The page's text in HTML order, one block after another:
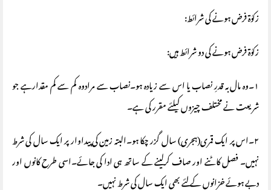
زکوٰة فرض ہونے کی شرائط:
زکوٰة فرض ہونے کی دو شرائط ہیں:
١۔وہ مال بہ قدرِ نصاب یا اس سے زیادہ ہو۔نصاب سے مرادوہ کم سے کم مقدارہے جو
شریعت نے مختلف چیزوں کیلئے مقرر کی ہے۔
٢۔اس پر ایک قمری(ہجری) سال گزر چکا ہو۔البتہ زمین کی پیداوار پر ایک سال کی شرط
نہیں۔ فصل کاٹنے اور صاف کرلینے کے ساتھ ہی ادا کی جائے۔اسی طرح کانوں اور
دبے ہوئے خزانوں کے لئے بھی ایک سال کی شرط نہیں۔